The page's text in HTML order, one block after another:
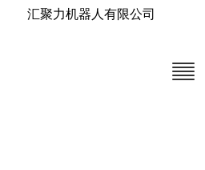
汇聚力机器人有限公司